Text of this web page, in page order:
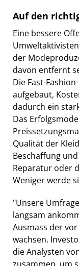
Auf den
Eine bessere
der
davon entfernt
Die Fast-
aufgebaut,
dadurch ein
Das
Qualität der
Beschaffung
Reparatur oder
Weniger werde
"Unsere
langsam
Ausmass der
wachsen.
die Analysten